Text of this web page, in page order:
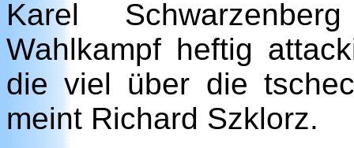
Karel
Wahlkampf heftig
die viel über die
meint Richard Szklorz.